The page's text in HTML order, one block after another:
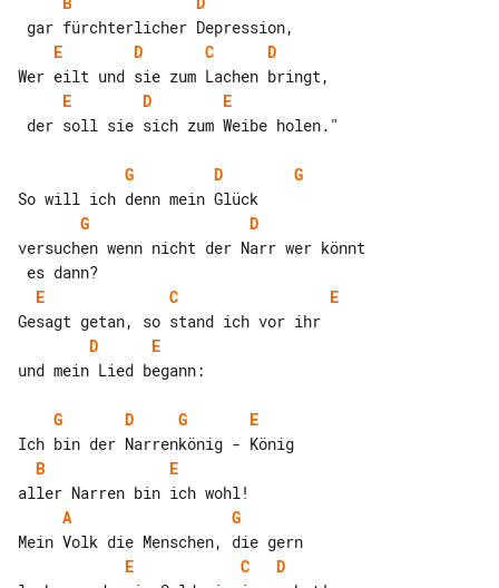
E
D C
D
E
D
E
G D
G
G
D
versuchen wenn nicht der Narr wer könnt
E
C
E
D
E
und mein Lied begann:
G D G
E
B
E
A
G
E
C
D